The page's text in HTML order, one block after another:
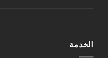
الخدمة